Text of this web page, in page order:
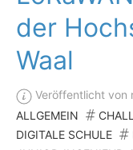
der
Waal
Veröffentlicht von
ALLGEMEIN
DIGITALE SCHULE